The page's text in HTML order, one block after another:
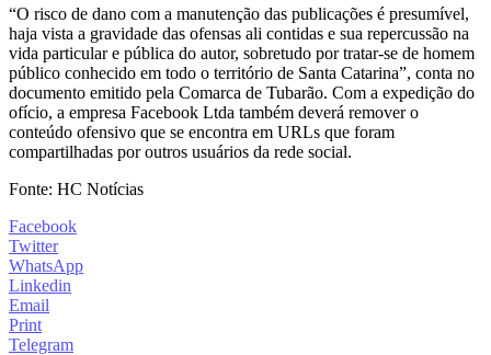
“O risco de dano com a manutenção das publicações é presumível,
haja vista a gravidade das ofensas ali contidas e sua repercussão na
vida particular e pública do autor, sobretudo por tratar-se de homem
público conhecido em todo o território de Santa Catarina”, conta no
documento emitido pela Comarca de Tubarão. Com a expedição do
ofício, a empresa Facebook Ltda também deverá remover o
conteúdo ofensivo que se encontra em URLs que foram
compartilhadas por outros usuários da rede social.
Fonte: HC Notícias
Facebook
Twitter
WhatsApp
Linkedin
Email
Print
Telegram